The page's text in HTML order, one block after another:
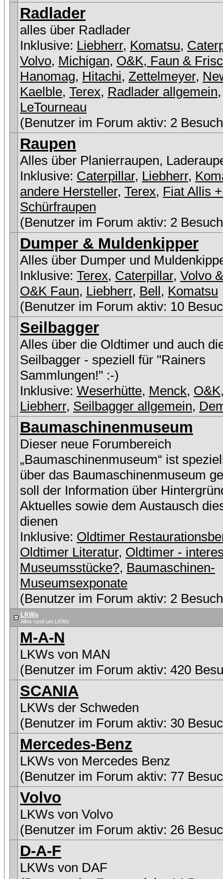
Radlader
alles über Radlader
Inklusive: Liebherr, Komatsu,
Volvo, Michigan, O&K, Faun &
Hanomag, Hitachi, Zettelmeyer,
Kaelble, Terex, Radlader allgemein,
LeTourneau
(Benutzer im Forum aktiv: 2
Raupen
Alles über Planierraupen,
Inklusive: Caterpillar, Liebherr,
andere Hersteller, Terex, Fiat Allis
Schürfraupen
(Benutzer im Forum aktiv: 2
Dumper & Muldenkipper
Alles über Dumper und
Inklusive: Terex, Caterpillar, Volvo
O&K Faun, Liebherr, Bell, Komatsu
(Benutzer im Forum aktiv: 10
Seilbagger
Alles über die Oldtimer und auch
Seilbagger - speziell für "Rainers
Sammlungen!" :-)
Inklusive: Weserhütte, Menck, O&K
Liebherr, Seilbagger allgemein,
Baumaschinenmuseum
Dieser neue Forumbereich
„Baumaschinenmuseum“ ist
über das Baumaschinenmuseum
soll der Information über
Aktuelles sowie dem Austausch
dienen
Inklusive: Oldtimer
Oldtimer Literatur, Oldtimer -
Museumsstücke?, Baumaschinen-
Museumsexponate
(Benutzer im Forum aktiv: 2
LKWs
Alles rund um LKWs
M-A-N
LKWs von MAN
(Benutzer im Forum aktiv: 420
SCANIA
LKWs der Schweden
(Benutzer im Forum aktiv: 30
Mercedes-Benz
LKWs von Mercedes Benz
(Benutzer im Forum aktiv: 77
Volvo
LKWs von Volvo
(Benutzer im Forum aktiv: 26
D-A-F
LKWs von DAF